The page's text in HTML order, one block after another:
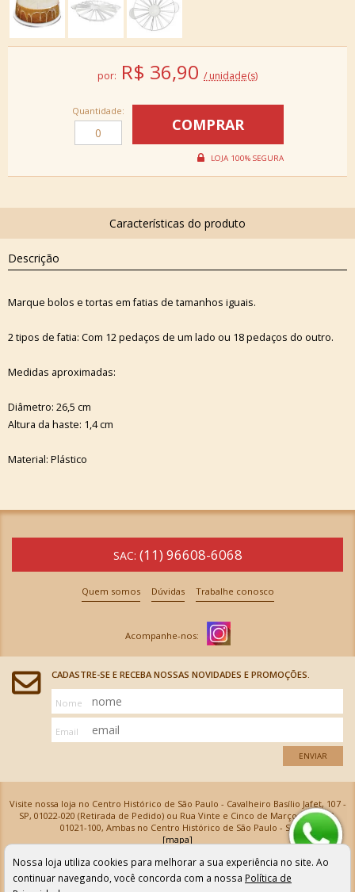
por: R$ 36,90 / unidade(s)
Quantidade:
Descrição
Marque bolos e tortas em fatias de tamanhos iguais.
2 tipos de fatia: Com 12 pedaços de um lado ou 18 pedaços do outro.
Medidas aproximadas:
Diâmetro: 26,5 cm
Altura da haste: 1,4 cm
Material: Plástico
SAC: (11) 96608-6068
Quem somos Dúvidas Trabalhe conosco
CADASTRE-SE E RECEBA NOSSAS NOVIDADES E PROMOÇÕES.
Nome
Email
ENVIAR
Visite nossa loja no Centro Histórico de São Paulo - Cavalheiro Basílio Jafet, 107 -
SP, 01022-020 (Retirada de Pedido) ou Rua Vinte e Cinco de Março, 576 - SP,
01021-100, Ambas no Centro Histórico de São Paulo - SP
[mapa]
Armarinhos Santa Cecília Ltda | CNPJ: 61.069.639/0001-18
Os preços e as condições de pagamento apresentadas na loja virtual não valem para nossa loja física e
podem sofrer alterações sem aviso prévio. Vendas com cartão de crédito sujeitas a análise e
confirmação de dados.
Nossa loja utiliza cookies para melhorar a sua experiência no site. Ao
continuar navegando, você concorda com a nossa Política de